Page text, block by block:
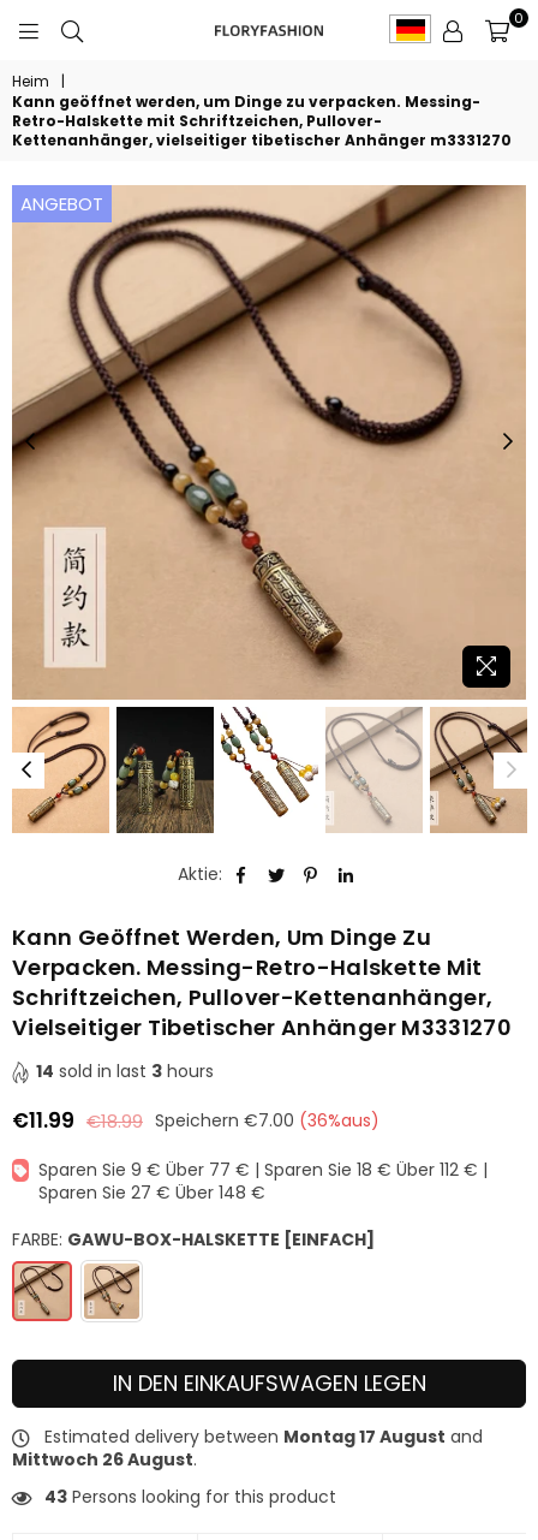
FLORYFASHION
0
Heim
|
Kann geöffnet werden, um Dinge zu verpacken. Messing-
Retro-Halskette mit Schriftzeichen, Pullover-
Kettenanhänger, vielseitiger tibetischer Anhänger m3331270
ANGEBOT
Aktie:
Kann Geöffnet Werden, Um Dinge Zu
Verpacken. Messing-Retro-Halskette Mit
Schriftzeichen, Pullover-Kettenanhänger,
Vielseitiger Tibetischer Anhänger M3331270
14 sold in last 3 hours
Normaler
Preis
€11.99 €18.99 Speichern €7.00 (36%aus)
Sparen Sie 9 € Über 77 € | Sparen Sie 18 € Über 112 € |
Sparen Sie 27 € Über 148 €
FARBE: GAWU-BOX-HALSKETTE [EINFACH]
IN DEN EINKAUFSWAGEN LEGEN
Estimated delivery between Montag 17 August and
Mittwoch 26 August.
43 Persons looking for this product